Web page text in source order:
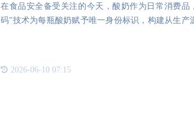
在食品安全备受关注的今天，酸奶作为日常消费
码”技术为每瓶酸奶赋予唯一身份标识，构建从生
2026-06-10 07:15